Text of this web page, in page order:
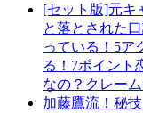
[セット版]元キ
と落とされた
っている！5ア
る！7ポイント
なの？クレー
加藤鷹流！秘